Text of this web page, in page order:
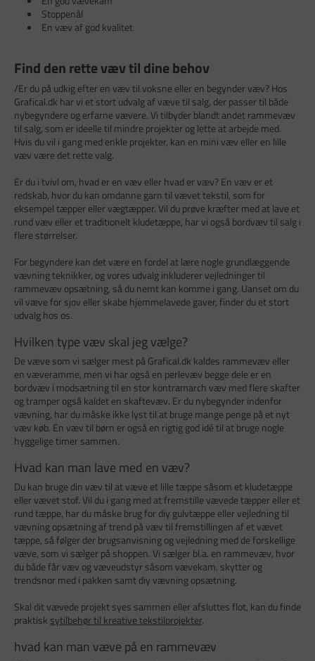
Stoppenål
En væv af god kvalitet
Find den rette væv til dine behov
/Er du på udkig efter en væv til voksne eller en begynder væv? Hos
Grafical.dk har vi et stort udvalg af væve til salg, der passer til både
nybegyndere og erfarne vævere. Vi tilbyder blandt andet rammevæv
til salg, som er ideelle til mindre projekter og lette at arbejde med.
Hvis du vil i gang med enkle projekter, kan en mini væv eller en lille
væv være det rette valg.
Er du i tvivl om, hvad er en væv eller hvad er væv? En væv er et
redskab, hvor du kan omdanne garn til vævet tekstil, som for
eksempel tæpper eller vægtæpper. Vil du prøve kræfter med at lave et
rund væv eller et traditionelt kludetæppe, har vi også bordvæv til salg i
flere størrelser.
For begyndere kan det være en fordel at lære nogle grundlæggende
vævning teknikker, og vores udvalg inkluderer vejledninger til
rammevæv opsætning, så du nemt kan komme i gang. Uanset om du
vil væve for sjov eller skabe hjemmelavede gaver, finder du et stort
udvalg hos os.
Hvilken type væv skal jeg vælge?
De væve som vi sælger mest på Grafical.dk kaldes rammevæv eller
en væveramme, men vi har også en perlevæv begge dele er en
bordvæv i modsætning til en stor kontramarch væv med flere skafter
og tramper også kaldet en skaftevæv. Er du nybegynder indenfor
vævning, har du måske ikke lyst til at bruge mange penge på et nyt
væv køb. En væv til børn er også en rigtig god idé til at bruge nogle
hyggelige timer sammen.
Hvad kan man lave med en væv?
Du kan bruge din væv til at væve et lille tæppe såsom et kludetæppe
eller vævet stof. Vil du i gang med at fremstille vævede tæpper eller et
rund tæppe, har du måske brug for diy gulvtæppe eller vejledning til
vævning opsætning af trend på væv til fremstillingen af et vævet
tæppe, så følger der brugsanvisning og vejledning med de forskellige
væve, som vi sælger på shoppen. Vi sælger bl.a. en rammevæv, hvor
du både får væv og væveudstyr såsom vævekam, skytter og
trendsnor med i pakken samt diy vævning opsætning.
Skal dit vævede projekt syes sammen eller afsluttes flot, kan du finde
praktisk sytilbehør til kreative tekstilprojekter.
hvad kan man væve på en rammevæv